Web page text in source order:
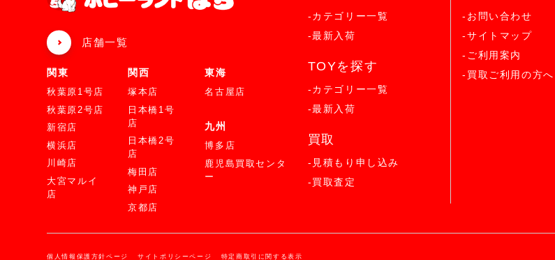
店舗一覧
関東
秋葉原1号店
秋葉原2号店
新宿店
横浜店
川崎店
大宮マルイ
店
関西
塚本店
日本橋1号
店
日本橋2号
店
梅田店
神戸店
京都店
東海
名古屋店
九州
博多店
鹿児島買取センタ
ー
-カテゴリー一覧
-最新入荷
TOYを探す
-カテゴリー一覧
-最新入荷
買取
-見積もり申し込み
-買取査定
-お問い合わせ
-サイトマップ
-ご利用案内
-買取ご利用の方へ
個人情報保護方針ページ サイトポリシーページ 特定商取引に関する表示